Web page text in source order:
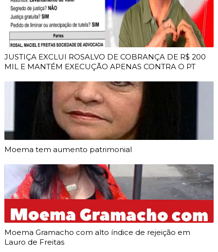
JUSTIÇA EXCLUI ROSALVO DE COBRANÇA DE R$ 200
MIL E MANTÉM EXECUÇÃO APENAS CONTRA O PT
Moema tem aumento patrimonial
Moema Gramacho com alto índice de rejeição em
Lauro de Freitas